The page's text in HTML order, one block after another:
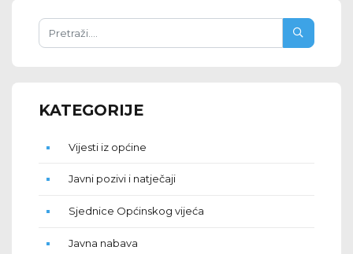
KATEGORIJE
Vijesti iz općine
Javni pozivi i natječaji
Sjednice Općinskog vijeća
Javna nabava